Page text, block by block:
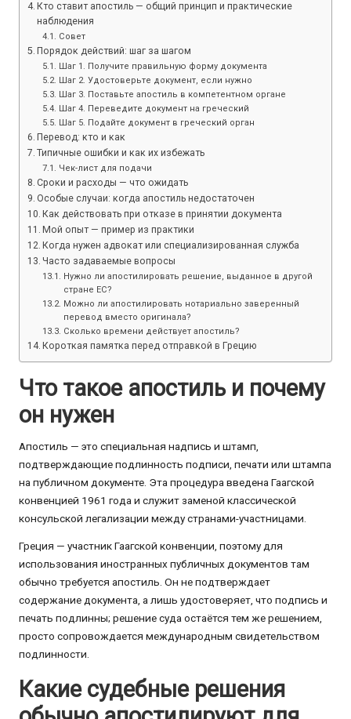
Кто ставит апостиль — общий принцип и практические
наблюдения
Совет
Порядок действий: шаг за шагом
Шаг 1. Получите правильную форму документа
Шаг 2. Удостоверьте документ, если нужно
Шаг 3. Поставьте апостиль в компетентном органе
Шаг 4. Переведите документ на греческий
Шаг 5. Подайте документ в греческий орган
Перевод: кто и как
Типичные ошибки и как их избежать
Чек-лист для подачи
Сроки и расходы — что ожидать
Особые случаи: когда апостиль недостаточен
Как действовать при отказе в принятии документа
Мой опыт — пример из практики
Когда нужен адвокат или специализированная служба
Часто задаваемые вопросы
Нужно ли апостилировать решение, выданное в другой
стране ЕС?
Можно ли апостилировать нотариально заверенный
перевод вместо оригинала?
Сколько времени действует апостиль?
Короткая памятка перед отправкой в Грецию
Что такое апостиль и почему
он нужен
Апостиль — это специальная надпись и штамп,
подтверждающие подлинность подписи, печати или штампа
на публичном документе. Эта процедура введена Гаагской
конвенцией 1961 года и служит заменой классической
консульской легализации между странами-участницами.
Греция — участник Гаагской конвенции, поэтому для
использования иностранных публичных документов там
обычно требуется апостиль. Он не подтверждает
содержание документа, а лишь удостоверяет, что подпись и
печать подлинны; решение суда остаётся тем же решением,
просто сопровождается международным свидетельством
подлинности.
Какие судебные решения